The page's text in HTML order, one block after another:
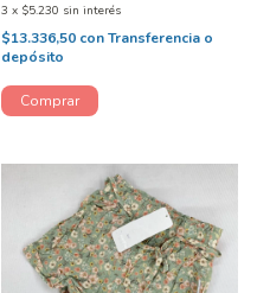
3 x $5.230 sin interés
$13.336,50 conTransferencia o
depósito